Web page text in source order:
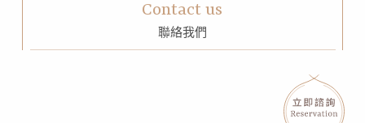
Contact us
聯絡我們